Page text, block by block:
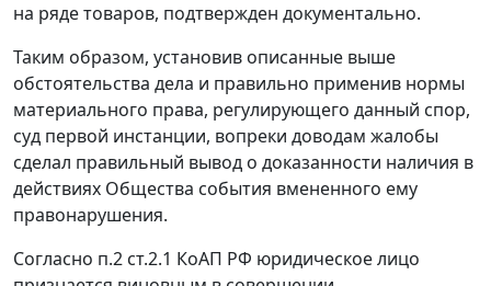
на ряде товаров, подтвержден документально.
Таким образом, установив описанные выше
обстоятельства дела и правильно применив нормы
материального права, регулирующего данный спор,
суд первой инстанции, вопреки доводам жалобы
сделал правильный вывод о доказанности наличия в
действиях Общества события вмененного ему
правонарушения.
Согласно п.2 ст.2.1 КоАП РФ юридическое лицо